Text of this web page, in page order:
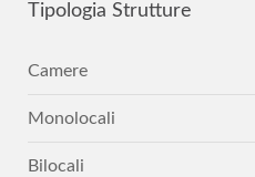
Tipologia Strutture
Camere
Monolocali
Bilocali